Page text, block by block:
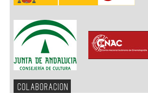
COLABORACION